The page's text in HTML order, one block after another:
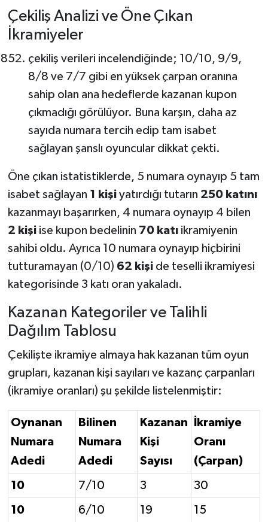
Çekiliş Analizi ve Öne Çıkan
İkramiyeler
çekiliş verileri incelendiğinde; 10/10, 9/9,
8/8 ve 7/7 gibi en yüksek çarpan oranına
sahip olan ana hedeflerde kazanan kupon
çıkmadığı görülüyor. Buna karşın, daha az
sayıda numara tercih edip tam isabet
sağlayan şanslı oyuncular dikkat çekti.
Öne çıkan istatistiklerde, 5 numara oynayıp 5 tam
isabet sağlayan 1 kişiyatırdığı tutarın 250 katını
kazanmayı başarırken, 4 numara oynayıp 4 bilen
2 kişiise kupon bedelinin 70 katıikramiyenin
sahibi oldu. Ayrıca 10 numara oynayıp hiçbirini
tutturamayan (0/10) 62 kişide teselli ikramiyesi
kategorisinde 3 katı oran yakaladı.
Kazanan Kategoriler ve Talihli
Dağılım Tablosu
Çekilişte ikramiye almaya hak kazanan tüm oyun
grupları, kazanan kişi sayıları ve kazanç çarpanları
(ikramiye oranları) şu şekilde listelenmiştir:
Oynanan
Numara
Adedi
Bilinen
Numara
Adedi
Kazanan
Kişi
Sayısı
İkramiye
Oranı
(Çarpan)
10 7/10 3 30
10 6/10 19 15